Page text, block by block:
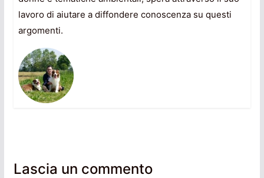
lavoro di aiutare a diffondere conoscenza su questi
argomenti.
Lascia un commento